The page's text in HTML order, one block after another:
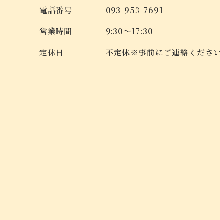
電話番号
093-953-7691
営業時間
9:30～17:30
定休日
不定休※事前にご連絡くださ